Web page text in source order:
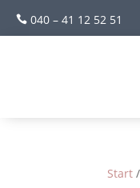
 040 – 41 12 52 51
Start